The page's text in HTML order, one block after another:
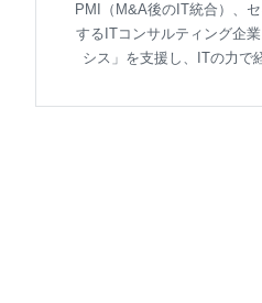
PMI（M&A後のIT統合）、
するITコンサルティング企
シス」を支援し、ITの力で